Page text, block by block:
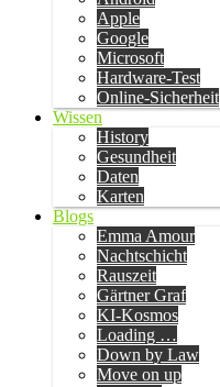
Apple
Google
Microsoft
Hardware-Test
Online-Sicherheit
Wissen
History
Gesundheit
Daten
Karten
Blogs
Emma Amour
Nachtschicht
Rauszeit
Gärtner Graf
KI-Kosmos
Loading …
Down by Law
Move on up